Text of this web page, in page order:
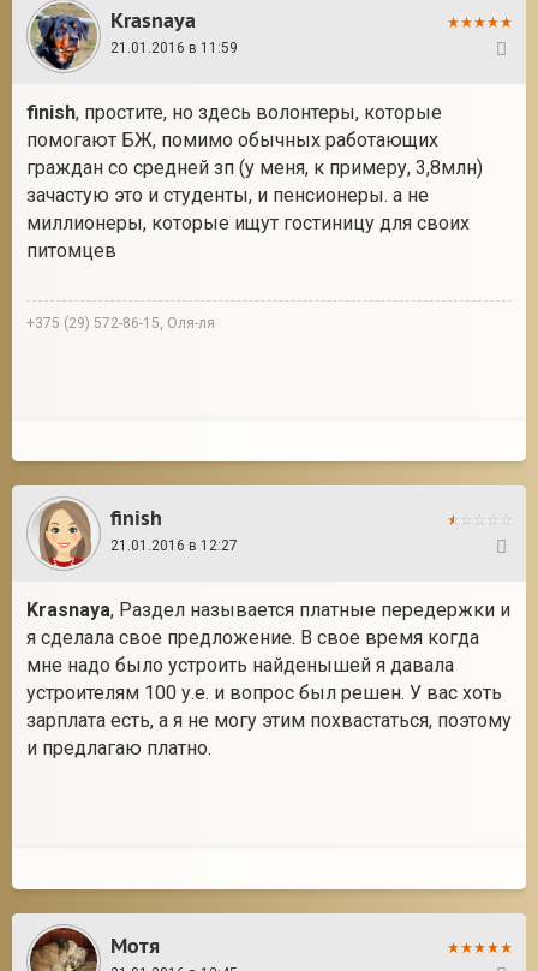
Krasnaya
21.01.2016 в 11:59
finish, простите, но здесь волонтеры, которые
помогают БЖ, помимо обычных работающих
граждан со средней зп (у меня, к примеру, 3,8млн)
зачастую это и студенты, и пенсионеры. а не
миллионеры, которые ищут гостиницу для своих
питомцев
+375 (29) 572-86-15, Оля-ля
finish
21.01.2016 в 12:27
Krasnaya, Раздел называется платные передержки и
я сделала свое предложение. В свое время когда
мне надо было устроить найденышей я давала
устроителям 100 у.е. и вопрос был решен. У вас хоть
зарплата есть, а я не могу этим похвастаться, поэтому
и предлагаю платно.
Мотя